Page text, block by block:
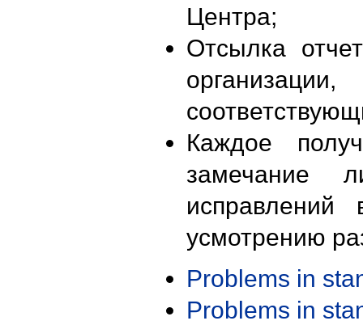
Центра;
Отсылка
Каждое
замечание
исправлений
усмотрению
Problems in
Problems in